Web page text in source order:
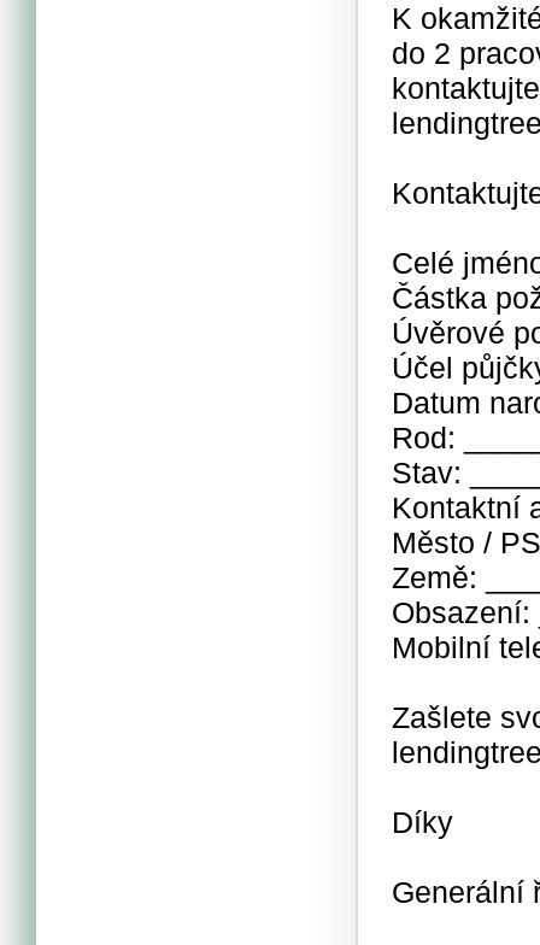
K
do 2
Celé
Částka
Úvěrové
Účel
Datum
Rod:
Stav:
Kontaktní
Město /
Země:
Obsazení:
Mobilní
Zašlete
Díky
Generální